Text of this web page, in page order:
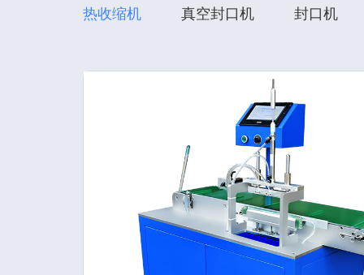
热收缩机 真空封口机 封口机